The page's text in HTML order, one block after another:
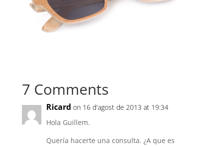
7 Comments
Ricard on 16 d'agost de 2013 at 19:34
Hola Guillem.
Quería hacerte una consulta. ¿A que es